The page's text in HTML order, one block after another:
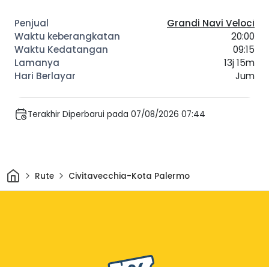
Grandi Navi Veloci
20:00
09:15
13j 15m
Jum
Terakhir Diperbarui pada 07/08/2026 07:44
Rumah
Rute Civitavecchia-Kota Palermo